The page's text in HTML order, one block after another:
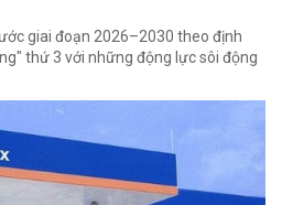
giai đoạn 2026–2030 theo định
thứ 3 với những động lực sôi động